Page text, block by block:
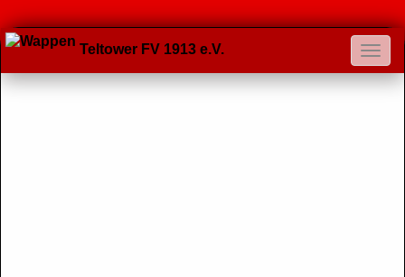
Teltower FV 1913 e.V.